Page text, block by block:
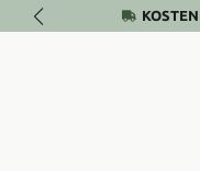
Zum Hauptinhalt